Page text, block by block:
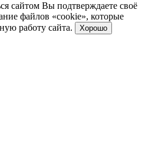
сайтом Вы подтверждаете своё
файлов «cookie», которые
работу сайта.
Хорошо